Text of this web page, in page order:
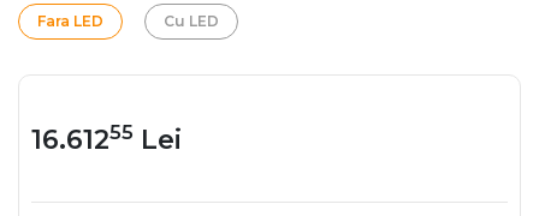
Fara LED Cu LED
16.61255 Lei